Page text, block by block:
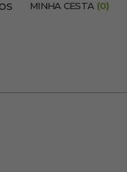
MINHA CESTA (0)